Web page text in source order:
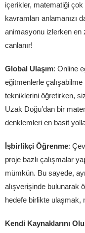
içerikler, matematiği çok
kavramları anlamanızı
animasyonu izlerken en
canlanır!
Global Ulaşım: Online
eğitmenlerle çalışabilme
tekniklerini öğretirken,
Uzak Doğu’dan bir
denklemleri en basit
İşbirlikçi Öğrenme:
proje bazlı çalışmalar
mümkün. Bu sayede,
alışverişinde bulunarak
hedefe birlikte ulaşmak,
Kendi Kaynaklarını